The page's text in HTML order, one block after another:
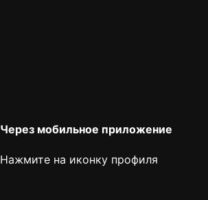
Через мобильное приложение
Нажмите на иконку профиля